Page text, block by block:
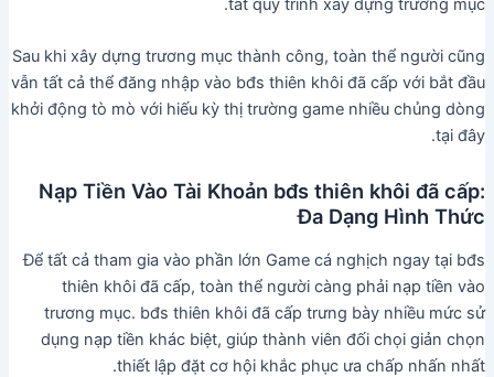
tất quy trình xây dựng trương mục.
Sau khi xây dựng trương mục thành công, toàn thể người cũng
vẫn tất cả thể đăng nhập vào bđs thiên khôi đã cấp với bắt đầu
khởi động tò mò với hiếu kỳ thị trường game nhiều chủng dòng
tại đây.
Nạp Tiền Vào Tài Khoản bđs thiên khôi đã cấp:
Đa Dạng Hình Thức
Để tất cả tham gia vào phần lớn Game cá nghịch ngay tại bđs
thiên khôi đã cấp, toàn thể người càng phải nạp tiền vào
trương mục. bđs thiên khôi đã cấp trưng bày nhiều mức sử
dụng nạp tiền khác biệt, giúp thành viên đối chọi giản chọn
thiết lập đặt cơ hội khắc phục ưa chấp nhấn nhất.